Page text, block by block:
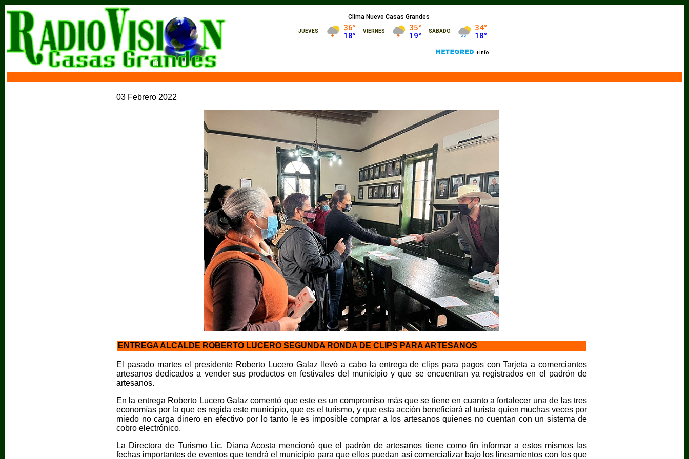
03 Febrero 2022
ENTREGA ALCALDE ROBERTO LUCERO SEGUNDA RONDA DE CLIPS PARA ARTESANOS
El pasado martes el presidente Roberto Lucero Galaz llevó a cabo la entrega de clips para pagos con Tarjeta a comerciantes
artesanos dedicados a vender sus productos en festivales del municipio y que se encuentran ya registrados en el padrón de
artesanos.
En la entrega Roberto Lucero Galaz comentó que este es un compromiso más que se tiene en cuanto a fortalecer una de las tres
economías por la que es regida este municipio, que es el turismo, y que esta acción beneficiará al turista quien muchas veces por
miedo no carga dinero en efectivo por lo tanto le es imposible comprar a los artesanos quienes no cuentan con un sistema de
cobro electrónico.
La Directora de Turismo Lic. Diana Acosta mencionó que el padrón de artesanos tiene como fin informar a estos mismos las
fechas importantes de eventos que tendrá el municipio para que ellos puedan así comercializar bajo los lineamientos con los que